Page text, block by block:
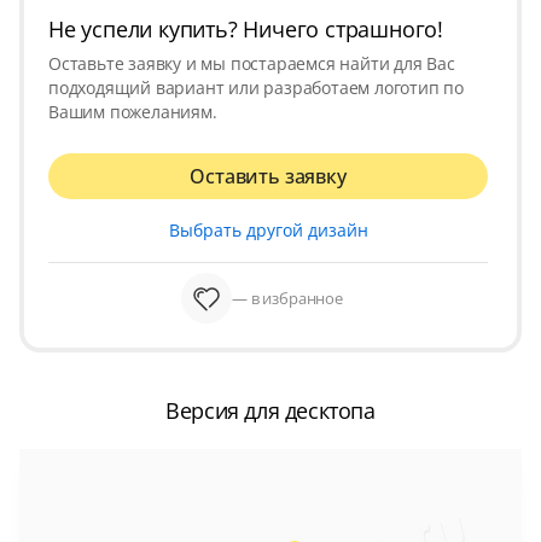
Не успели купить? Ничего страшного!
Оставьте заявку и мы постараемся найти для Вас
подходящий вариант или разработаем логотип по
Вашим пожеланиям.
Оставить заявку
Выбрать другой дизайн
— в избранное
Версия для десктопа